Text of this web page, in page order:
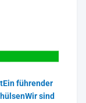
Ein führender
Wir sind